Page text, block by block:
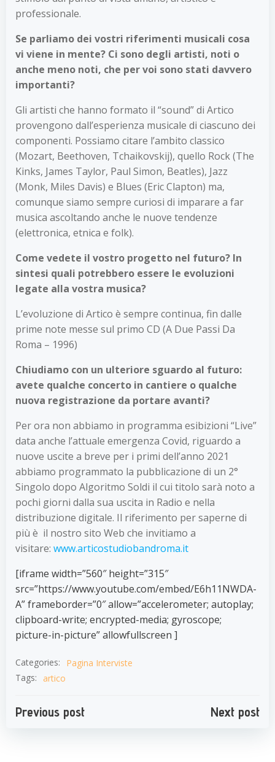
professionale.
Se parliamo dei vostri riferimenti musicali cosa
vi viene in mente? Ci sono degli artisti, noti o
anche meno noti, che per voi sono stati davvero
importanti?
Gli artisti che hanno formato il “sound” di Artico
provengono dallʼesperienza musicale di ciascuno dei
componenti. Possiamo citare lʼambito classico
(Mozart, Beethoven, Tchaikovskij), quello Rock (The
Kinks, James Taylor, Paul Simon, Beatles), Jazz
(Monk, Miles Davis) e Blues (Eric Clapton) ma,
comunque siamo sempre curiosi di imparare a far
musica ascoltando anche le nuove tendenze
(elettronica, etnica e folk).
Come vedete il vostro progetto nel futuro? In
sintesi quali potrebbero essere le evoluzioni
legate alla vostra musica?
L’evoluzione di Artico è sempre continua, fin dalle
prime note messe sul primo CD (A Due Passi Da
Roma – 1996)
Chiudiamo con un ulteriore sguardo al futuro:
avete qualche concerto in cantiere o qualche
nuova registrazione da portare avanti?
Per ora non abbiamo in programma esibizioni “Live”
data anche lʼattuale emergenza Covid, riguardo a
nuove uscite a breve per i primi dellʼanno 2021
abbiamo programmato la pubblicazione di un 2°
Singolo dopo Algoritmo Soldi il cui titolo sarà noto a
pochi giorni dalla sua uscita in Radio e nella
distribuzione digitale. Il riferimento per saperne di
più è il nostro sito Web che invitiamo a
visitare: www.articostudiobandroma.it
[iframe width=”560″ height=”315″
src=”https://www.youtube.com/embed/E6h11NWDA-
A” frameborder=”0″ allow=”accelerometer; autoplay;
clipboard-write; encrypted-media; gyroscope;
picture-in-picture” allowfullscreen ]
Categories:
Pagina Interviste
Tags:
artico
Navigazione
Previous post
Navigazione
Next post